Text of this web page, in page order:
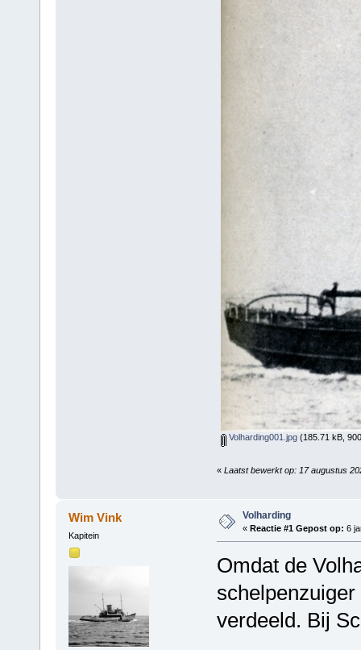
Volharding001.jpg(185.71 kB,
« Laatst bewerkt op: 17 augustus
Wim Vink
Kapitein
Volharding
« Reactie #1 Gepost op: 6
Omdat de
verdeeld. Bij